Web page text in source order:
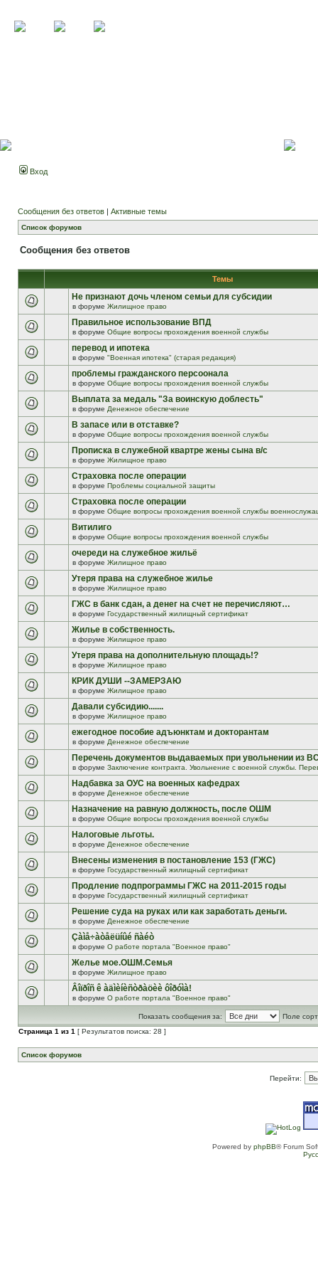
Вход
Сообщения без ответов | Активные темы
Список форумов
Сообщения без ответов
Темы
Не признают дочь членом семьи для субсидии
в форуме Жилищное право
Правильное использование ВПД
в форуме Общие вопросы прохождения военной службы
перевод и ипотека
в форуме "Военная ипотека" (старая редакция)
проблемы гражданского персоонала
в форуме Общие вопросы прохождения военной службы
Выплата за медаль "За воинскую доблесть"
в форуме Денежное обеспечение
В запасе или в отставке?
в форуме Общие вопросы прохождения военной службы
Прописка в служебной квартре жены сына в/с
в форуме Жилищное право
Страховка после операции
в форуме Проблемы социальной защиты
Страховка после операции
в форуме Общие вопросы прохождения военной службы
Витилиго
в форуме Общие вопросы прохождения военной службы
очереди на служебное жильё
в форуме Жилищное право
Утеря права на служебное жилье
в форуме Жилищное право
ГЖС в банк сдан, а денег на счет не перечисляют…
в форуме Государственный жилищный сертификат
Жилье в собственность.
в форуме Жилищное право
Утеря права на дополнительную площадь!?
в форуме Жилищное право
КРИК ДУШИ --ЗАМЕРЗАЮ
в форуме Жилищное право
Давали субсидию.......
в форуме Жилищное право
ежегодное пособие адъюнктам и докторантам
в форуме Денежное обеспечение
Перечень документов выдаваемых при увольнении из
в форуме Заключение контракта. Увольнение с военной службы.
Надбавка за ОУС на военных кафедрах
в форуме Денежное обеспечение
Назначение на равную должность, после ОШМ
в форуме Общие вопросы прохождения военной службы
Налоговые льготы.
в форуме Денежное обеспечение
Внесены изменения в постановление 153 (ГЖС)
в форуме Государственный жилищный сертификат
Продление подпрограммы ГЖС на 2011-2015 годы
в форуме Государственный жилищный сертификат
Решение суда на руках или как заработать деньги.
в форуме Денежное обеспечение
Çàìå÷àòåëüíûé ñàéò
в форуме О работе портала "Военное право"
Желье мое.ОШМ.Семья
в форуме Жилищное право
Âîïðîñ ê àäìèíèñòðàöèè ôîðóìà!
в форуме О работе портала "Военное право"
Показать сообщения за:
Поле
Страница 1 из 1 [ Результатов поиска: 28 ]
Список форумов
Перейти:
Powered by phpBB® Forum